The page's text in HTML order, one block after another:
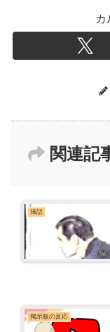
カ
関連記
挿話
掲示板の反応